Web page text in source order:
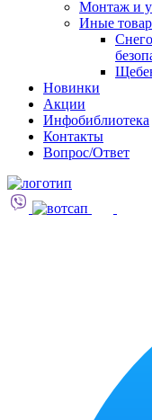
Монтаж и
Иные
Новинки
Акции
Инфобиблиотека
Контакты
Вопрос/Ответ